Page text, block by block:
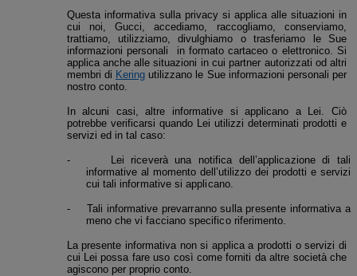
Questa informativa sulla privacy si applica alle situazioni in
cui noi, Gucci, accediamo, raccogliamo, conserviamo,
trattiamo, utilizziamo, divulghiamo o trasferiamo le Sue
informazioni personali
in formato cartaceo o elettronico. Si
applica anche alle situazioni in cui partner autorizzati od altri
membri di Keringutilizzano le Sue informazioni personali per
nostro conto.
In alcuni casi, altre informative si applicano a Lei. Ciò
potrebbe verificarsi quando Lei utilizzi determinati prodotti e
servizi ed in tal caso:
-
Lei riceverà una notifica dell’applicazione di tali
informative al momento dell’utilizzo dei prodotti e servizi
cui tali informative si applicano.
-
Tali informative prevarranno sulla presente informativa a
meno che vi facciano specifico riferimento.
La presente informativa non si applica a prodotti o servizi di
cui Lei possa fare uso così come forniti da altre società che
agiscono per proprio conto.